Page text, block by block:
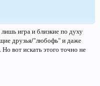
игра и близкие по духу
друзья/"любофь" и даже
вот искать этого точно не